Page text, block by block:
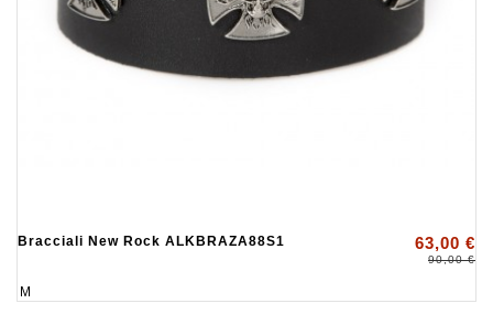
Bracciali New Rock ALKBRAZA88S1 63,00 €
90,00 €
M